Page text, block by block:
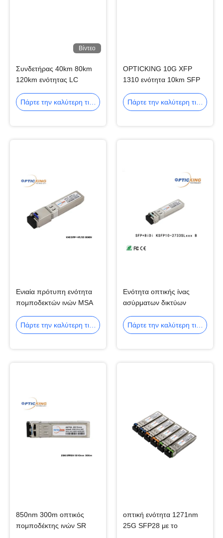
Βίντεο
Συνδετήρας 40km 80km
120km ενότητας LC
SFP
Πάρτε την καλύτερη τιμή
OPTICKING 10G XFP
1310 ενότητα 10km SFP
Πάρτε την καλύτερη τιμή
Ενιαία πρότυπη ενότητα
πομποδεκτών ινών MSA
10G SFP+
Πάρτε την καλύτερη τιμή
Ενότητα οπτικής ίνας
ασύρματων δικτύων
40km
Πάρτε την καλύτερη τιμή
850nm 300m οπτικός
πομποδέκτης ινών SR
οπτική ενότητα 1271nm
25G SFP28 με το